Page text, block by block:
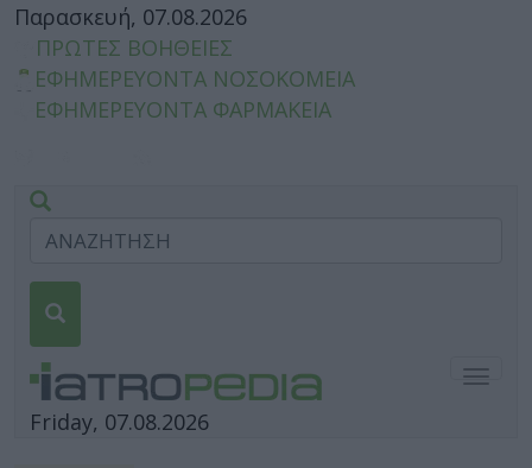
Παρασκευή, 07.08.2026
ΠΡΩΤΕΣ ΒΟΗΘΕΙΕΣ
ΕΦΗΜΕΡΕΥΟΝΤΑ ΝΟΣΟΚΟΜΕΙΑ
ΕΦΗΜΕΡΕΥΟΝΤΑ ΦΑΡΜΑΚΕΙΑ
Friday, 07.08.2026